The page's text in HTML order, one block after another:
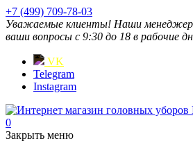
+7 (499) 709-78-03
Уважаемые клиенты! Наши
ваши вопросы с 9:30 до 18 в рабочие
VK
Telegram
Instagram
0
Закрыть меню